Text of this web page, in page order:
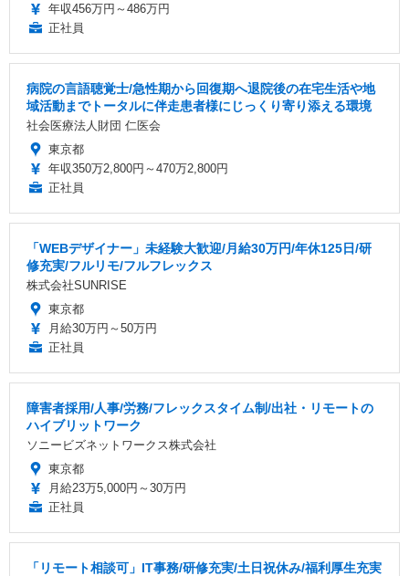
年収456万円～486万円
正社員
病院の言語聴覚士/急性期から回復期へ退院後の在宅生活や地
域活動までトータルに伴走患者様にじっくり寄り添える環境
社会医療法人財団 仁医会
東京都
年収350万2,800円～470万2,800円
正社員
「WEBデザイナー」未経験大歓迎/月給30万円/年休125日/研
修充実/フルリモ/フルフレックス
株式会社SUNRISE
東京都
月給30万円～50万円
正社員
障害者採用/人事/労務/フレックスタイム制/出社・リモートの
ハイブリットワーク
ソニービズネットワークス株式会社
東京都
月給23万5,000円～30万円
正社員
「リモート相談可」IT事務/研修充実/土日祝休み/福利厚生充実